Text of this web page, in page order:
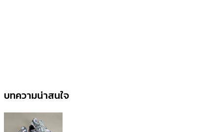
บทความน่าสนใจ